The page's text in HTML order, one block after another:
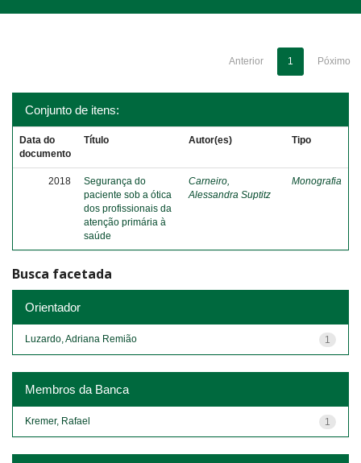
Anterior 1 Póximo
Conjunto de itens:
Data do
documento
Título Autor(es) Tipo
2018
Segurança do
paciente sob a ótica
dos profissionais da
atenção primária à
saúde
Carneiro,
Alessandra Suptitz
Monografia
Busca facetada
Orientador
1
Luzardo, Adriana Remião
Membros da Banca
1
Kremer, Rafael